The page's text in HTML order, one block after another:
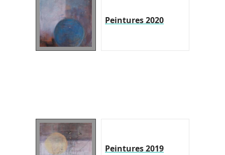
Peintures 2020
Peintures 2019